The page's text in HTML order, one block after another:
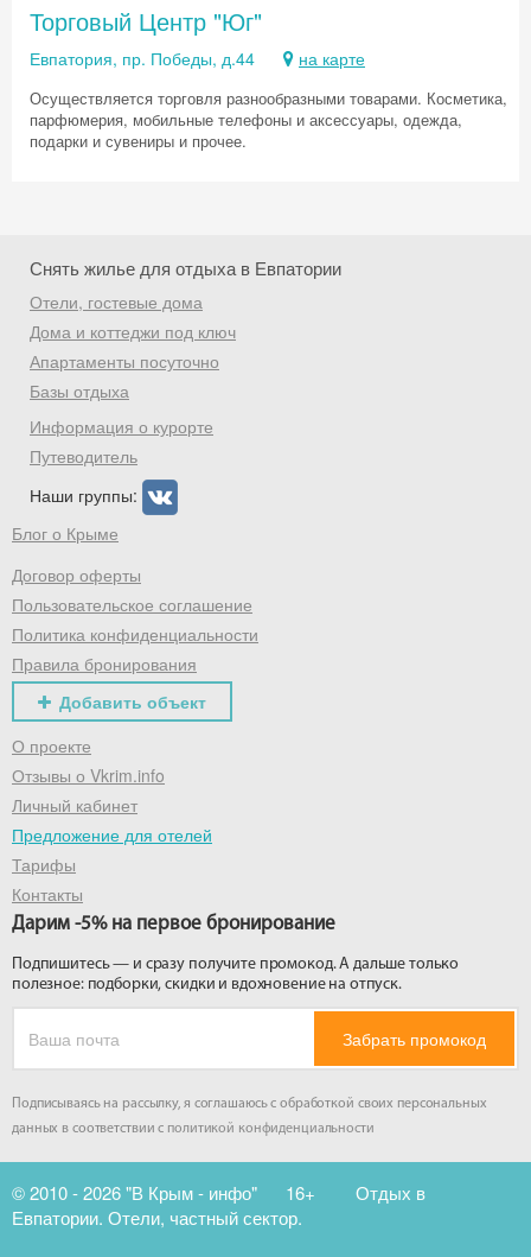
Торговый Центр "Юг"
Евпатория, пр. Победы, д.44 на карте
Осуществляется торговля разнообразными товарами. Косметика,
парфюмерия, мобильные телефоны и аксессуары, одежда,
подарки и сувениры и прочее.
Снять жилье для отдыха в Евпатории
Отели, гостевые дома
Дома и коттеджи под ключ
Апартаменты посуточно
Базы отдыха
Информация о курорте
Путеводитель
Наши группы:
Блог о Крыме
Договор оферты
Пользовательское соглашение
Политика конфиденциальности
Правила бронирования
Добавить объект
О проекте
Отзывы о Vkrim.info
Личный кабинет
Предложение для отелей
Тарифы
Контакты
Дарим -5% на первое бронирование
Подпишитесь — и сразу получите промокод. А дальше только
полезное: подборки, скидки и вдохновение на отпуск.
Забрать промокод
Подписываясь на рассылку, я соглашаюсь с обработкой своих персональных
данных в соответствии с политикой конфиденциальности
© 2010 - 2026 "В Крым - инфо" 16+
Отдых в
Евпатории. Отели, частный сектор.
Хочешь дешевле? Оставь почту и получи
промокод на первое бронирование!
Получить промокод